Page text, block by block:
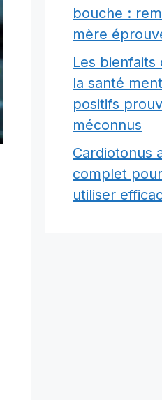
bouche :
mère
Les bienfaits
la santé
positifs
méconnus
Cardiotonus
complet
utiliser